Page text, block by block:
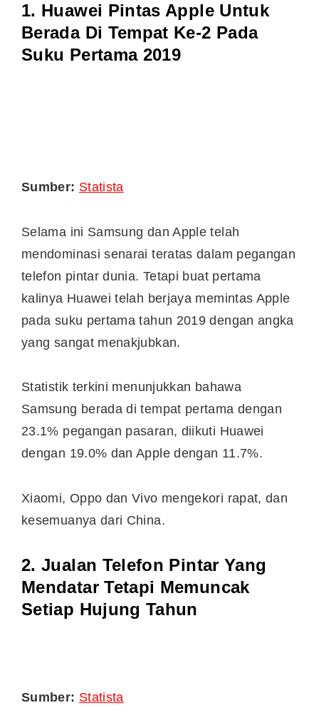
1. Huawei Pintas Apple Untuk
Berada Di Tempat Ke-2 Pada
Suku Pertama 2019
Sumber: Statista
Selama ini Samsung dan Apple telah
mendominasi senarai teratas dalam pegangan
telefon pintar dunia. Tetapi buat pertama
kalinya Huawei telah berjaya memintas Apple
pada suku pertama tahun 2019 dengan angka
yang sangat menakjubkan.
Statistik terkini menunjukkan bahawa
Samsung berada di tempat pertama dengan
23.1% pegangan pasaran, diikuti Huawei
dengan 19.0% dan Apple dengan 11.7%.
Xiaomi, Oppo dan Vivo mengekori rapat, dan
kesemuanya dari China.
2. Jualan Telefon Pintar Yang
Mendatar Tetapi Memuncak
Setiap Hujung Tahun
Sumber: Statista